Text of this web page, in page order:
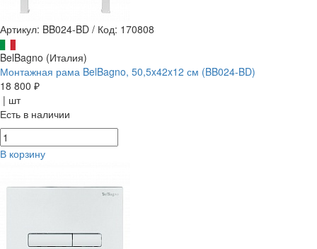
Артикул: BB024-BD / Код: 170808
BelBagno (Италия)
Монтажная рама BelBagno, 50,5x42x12 см (BB024-BD)
18 800 ₽
| шт
Есть в наличии
В корзину